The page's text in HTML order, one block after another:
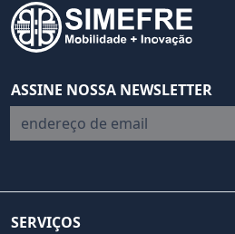
ASSINE NOSSA NEWSLETTER
endereço de email
SERVIÇOS